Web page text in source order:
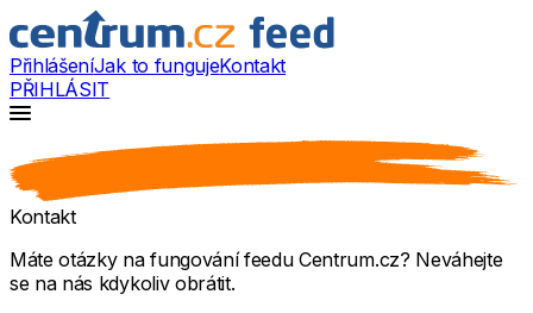
PřihlášeníJak to fungujeKontakt
PŘIHLÁSIT
Kontakt
Máte otázky na fungování feedu Centrum.cz? Neváhejte
se na nás kdykoliv obrátit.